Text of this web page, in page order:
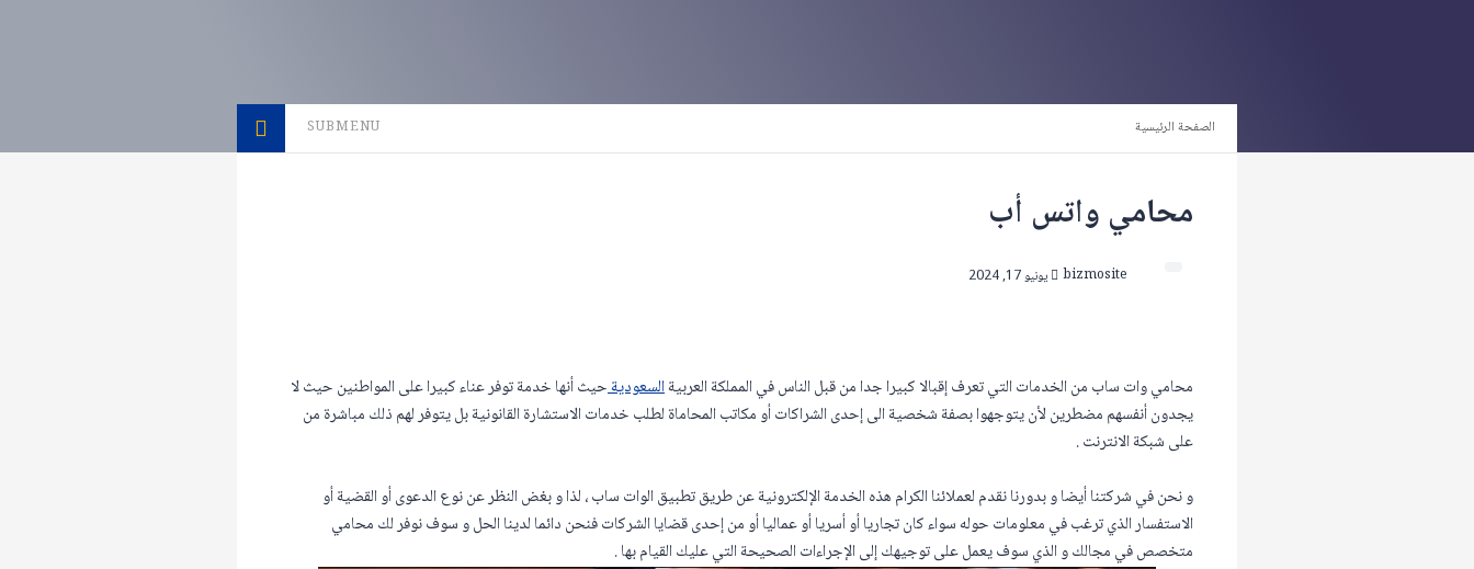
الصفحة الرئيسية SUBMENU
محامي واتس أب
bizmosite يونيو 17, 2024
محامي وات ساب من الخدمات التي تعرف إقبالا كبيرا جدا من قبل الناس في المملكة العربيةالسعوديةحيث أنها خدمة توفر عناء كبيرا على المواطنين حيث لا
يجدون أنفسهم مضطرين لأن يتوجهوا بصفة شخصية الى إحدى الشراكات أو مكاتب المحاماة لطلب خدمات الاستشارة القانونية بل يتوفر لهم ذلك مباشرة من
على شبكة الانترنت .
و نحن في شركتنا أيضا و بدورنا نقدم لعملائنا الكرام هذه الخدمة الإلكترونية عن طريق تطبيق الوات ساب ، لذا و بغض النظر عن نوع الدعوى أو القضية أو
الاستفسار الذي ترغب في معلومات حوله سواء كان تجاريا أو أسريا أو عماليا أو من إحدى قضايا الشركات فنحن دائما لدينا الحل و سوف نوفر لك محامي
متخصص في مجالك و الذي سوف يعمل على توجيهك إلى الإجراءات الصحيحة التي عليك القيام بها .